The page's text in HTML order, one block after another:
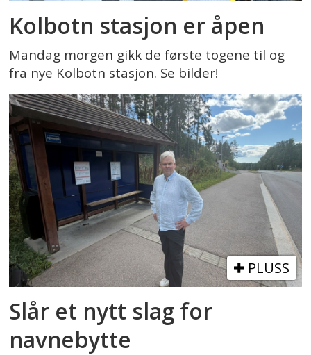
Kolbotn stasjon er åpen
Mandag morgen gikk de første togene til og
fra nye Kolbotn stasjon. Se bilder!
PLUSS
Slår et nytt slag for
navnebytte